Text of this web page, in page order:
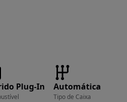
Plug-In Automática
Tipo de Caixa